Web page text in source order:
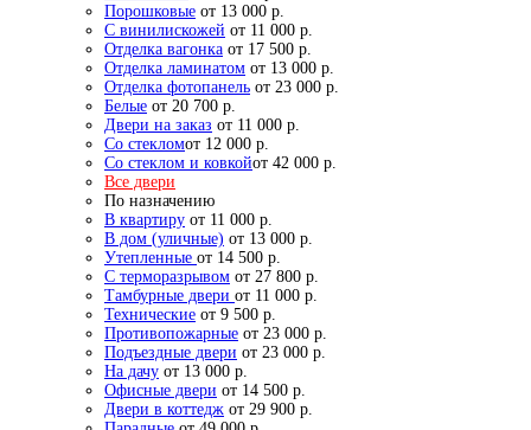
Порошковые от 13 000 р.
С винилискожей от 11 000 р.
Отделка вагонка от 17 500 р.
Отделка ламинатом от 13 000 р.
Отделка фотопанель от 23 000 р.
Белые от 20 700 р.
Двери на заказ от 11 000 р.
Со стекломот 12 000 р.
Со стеклом и ковкойот 42 000 р.
Все двери
По назначению
В квартиру от 11 000 р.
В дом (уличные) от 13 000 р.
Утепленные от 14 500 р.
С терморазрывом от 27 800 р.
Тамбурные двери от 11 000 р.
Технические от 9 500 р.
Противопожарные от 23 000 р.
Подъездные двери от 23 000 р.
На дачу от 13 000 р.
Офисные двери от 14 500 р.
Двери в коттедж от 29 900 р.